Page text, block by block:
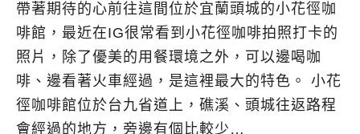
帶著期待的心前往這間位於宜蘭頭城的小花徑咖
啡館，最近在IG很常看到小花徑咖啡拍照打卡的
照片，除了優美的用餐環境之外，可以邊喝咖
啡、邊看著火車經過，是這裡最大的特色。 小花
徑咖啡館位於台九省道上，礁溪、頭城往返路程
會經過的地方，旁邊有個比較少…